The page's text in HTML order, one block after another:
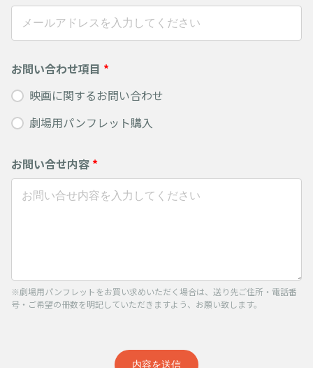
お問い合わせ項目 *
映画に関するお問い合わせ
劇場用パンフレット購入
お問い合せ内容 *
※劇場用パンフレットをお買い求めいただく場合は、送り先ご住所・電話番
号・ご希望の冊数を明記していただきますよう、お願い致します。
内容を送信